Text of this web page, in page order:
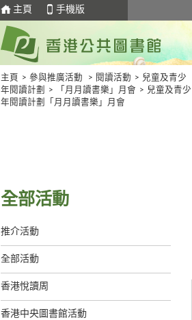
主頁 手機版
主頁 > 參與推廣活動 > 閱讀活動 > 兒童及青少
年閱讀計劃
> 「月月讀書樂」月會 > 兒童及青少
年閱讀計劃「月月讀書樂」月會
全部活動
推介活動
全部活動
香港悅讀周
香港中央圖書館活動